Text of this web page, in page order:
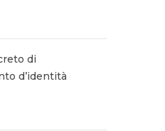
di
d’identità